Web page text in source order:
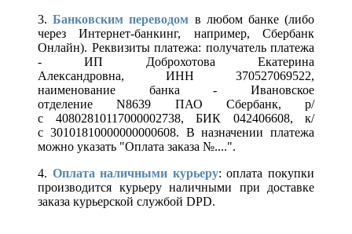
3.Банковским переводом в любом банке (либо
через Интернет-банкинг, например, Сбербанк
Онлайн). Реквизиты платежа: получатель платежа
- ИП Доброхотова Екатерина
Александровна, ИНН 370527069522,
наименование банка - Ивановское
отделение N8639 ПАО Сбербанк, р/
с 40802810117000002738, БИК 042406608, к/
с 30101810000000000608. В назначении платежа
можно указать "Оплата заказа №....".
4. Оплата наличными курьеру: оплата покупки
производится курьеру наличными при доставке
заказа курьерской службой DPD.